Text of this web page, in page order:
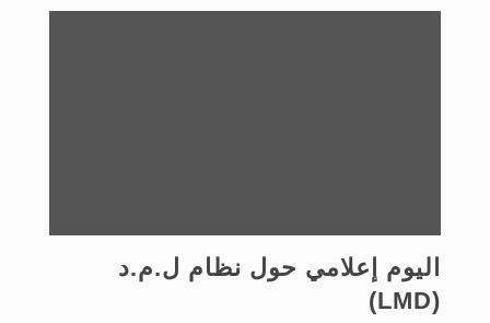
اليوم إعلامي حول نظام ل.م.د
(LMD)